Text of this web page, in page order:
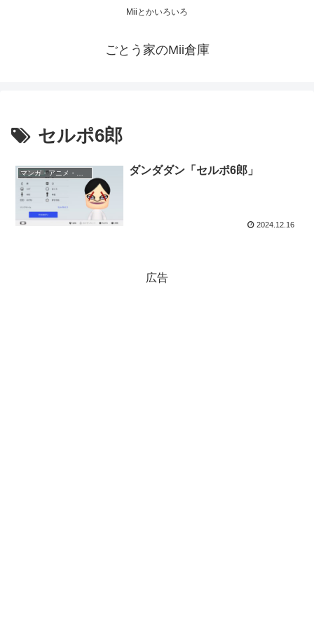
Miiとかいろいろ
ごとう家のMii倉庫
セルポ6郎
ダンダダン「セルポ6郎」
2024.12.16
広告